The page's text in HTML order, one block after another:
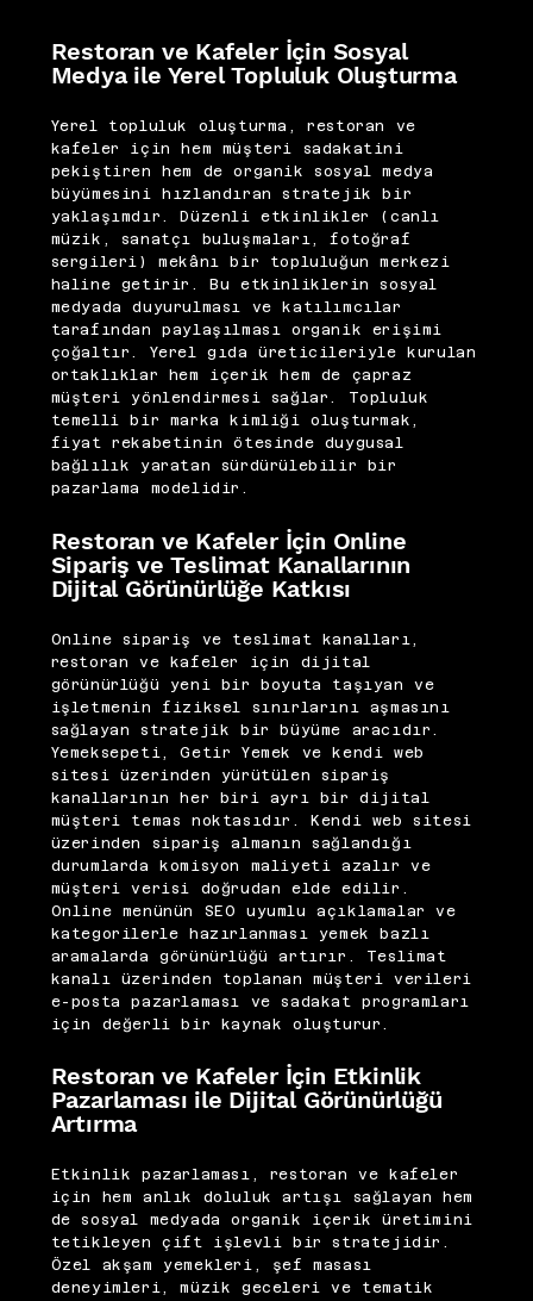
Restoran ve Kafeler İçin Sosyal
Medya ile Yerel Topluluk Oluşturma
Yerel topluluk oluşturma, restoran ve
kafeler için hem müşteri sadakatini
pekiştiren hem de organik sosyal medya
büyümesini hızlandıran stratejik bir
yaklaşımdır. Düzenli etkinlikler (canlı
müzik, sanatçı buluşmaları, fotoğraf
sergileri) mekânı bir topluluğun merkezi
haline getirir. Bu etkinliklerin sosyal
medyada duyurulması ve katılımcılar
tarafından paylaşılması organik erişimi
çoğaltır. Yerel gıda üreticileriyle kurulan
ortaklıklar hem içerik hem de çapraz
müşteri yönlendirmesi sağlar. Topluluk
temelli bir marka kimliği oluşturmak,
fiyat rekabetinin ötesinde duygusal
bağlılık yaratan sürdürülebilir bir
pazarlama modelidir.
Restoran ve Kafeler İçin Online
Sipariş ve Teslimat Kanallarının
Dijital Görünürlüğe Katkısı
Online sipariş ve teslimat kanalları,
restoran ve kafeler için dijital
görünürlüğü yeni bir boyuta taşıyan ve
işletmenin fiziksel sınırlarını aşmasını
sağlayan stratejik bir büyüme aracıdır.
Yemeksepeti, Getir Yemek ve kendi web
sitesi üzerinden yürütülen sipariş
kanallarının her biri ayrı bir dijital
müşteri temas noktasıdır. Kendi web sitesi
üzerinden sipariş almanın sağlandığı
durumlarda komisyon maliyeti azalır ve
müşteri verisi doğrudan elde edilir.
Online menünün SEO uyumlu açıklamalar ve
kategorilerle hazırlanması yemek bazlı
aramalarda görünürlüğü artırır. Teslimat
kanalı üzerinden toplanan müşteri verileri
e-posta pazarlaması ve sadakat programları
için değerli bir kaynak oluşturur.
Restoran ve Kafeler İçin Etkinlik
Pazarlaması ile Dijital Görünürlüğü
Artırma
Etkinlik pazarlaması, restoran ve kafeler
için hem anlık doluluk artışı sağlayan hem
de sosyal medyada organik içerik üretimini
tetikleyen çift işlevli bir stratejidir.
Özel akşam yemekleri, şef masası
deneyimleri, müzik geceleri ve tematik